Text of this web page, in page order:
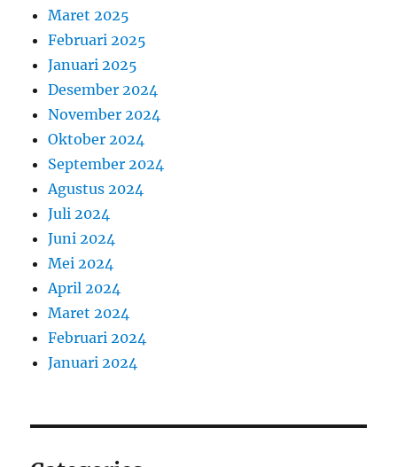
Maret 2025
Februari 2025
Januari 2025
Desember 2024
November 2024
Oktober 2024
September 2024
Agustus 2024
Juli 2024
Juni 2024
Mei 2024
April 2024
Maret 2024
Februari 2024
Januari 2024